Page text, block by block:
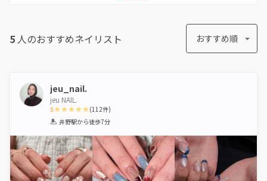
5 人のおすすめネイリスト おすすめ順
jeu_nail.
jeu NAIL.
5
1 2 3 4 5
(112件)
井野駅から徒歩7分